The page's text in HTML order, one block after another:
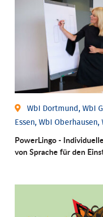
WbI Dortmund, WbI
Essen, WbI Oberhausen,
PowerLingo -
von Sprache für den